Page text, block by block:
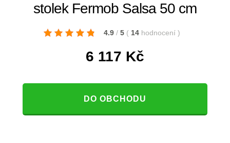
stolek Fermob Salsa 50 cm
4.9 / 5 ( 14 hodnocení )
6 117 Kč
DO OBCHODU